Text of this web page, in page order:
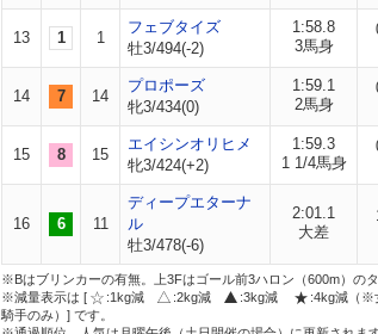
13 1 1
フェブタイズ
牡3/494(-2)
1:58.8
3馬身
14 7 14
プロポーズ
牝3/434(0)
1:59.1
2馬身
15 8 15
エイシンオリヒメ
牝3/424(+2)
1:59.3
1 1/4馬身
16 6 11
ディープエターナ
ル
牡3/478(-6)
2:01.1
大差
※Bはブリンカーの有無。上3Fはゴール前3ハロン（600m）の
※減量表示は [
:1kg減 :2kg減 :3kg減 :4kg減（※
騎手のみ）] です。